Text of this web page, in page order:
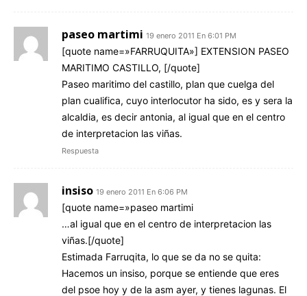
paseo martimi 19 enero 2011 En 6:01 PM
[quote name=»FARRUQUITA»] EXTENSION PASEO
MARITIMO CASTILLO, [/quote]
Paseo maritimo del castillo, plan que cuelga del
plan cualifica, cuyo interlocutor ha sido, es y sera la
alcaldia, es decir antonia, al igual que en el centro
de interpretacion las viñas.
Respuesta
insiso 19 enero 2011 En 6:06 PM
[quote name=»paseo martimi
…al igual que en el centro de interpretacion las
viñas.[/quote]
Estimada Farruqita, lo que se da no se quita:
Hacemos un insiso, porque se entiende que eres
del psoe hoy y de la asm ayer, y tienes lagunas. El